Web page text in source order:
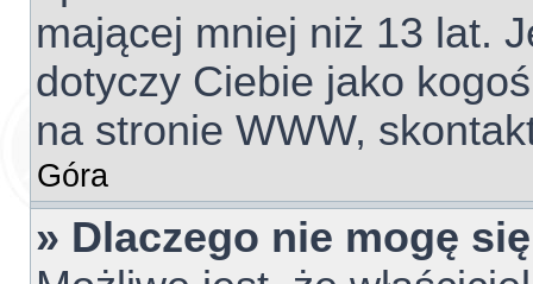
mającej mniej niż 13 lat.
dotyczy Ciebie jako
na stronie WWW,
Góra
» Dlaczego nie mogę